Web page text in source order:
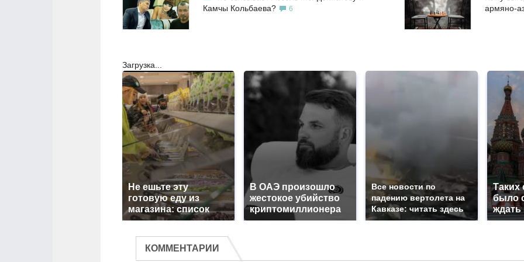
Камчы Кольбаева?
6
армяно-
Загрузка...
Не ешьте эту
готовую еду из
магазина: список
В ОАЭ произошло
жестокое убийство
криптомиллионера
Все новости по
падению вертолета на
Кавказе: читать здесь
Таких
было
ждать
КОММЕНТАРИИ